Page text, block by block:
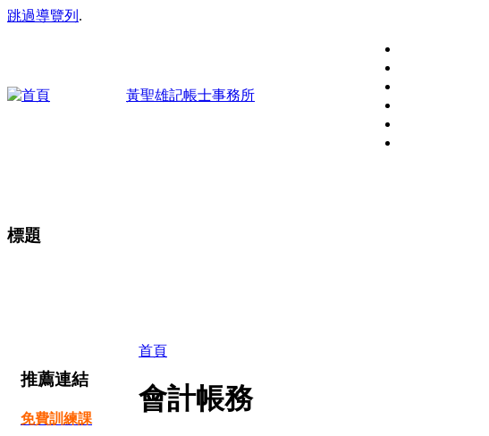
跳過導覽列 .
黃聖雄記帳士事務所
標題
推薦連結
免費訓練課
首頁
會計帳務